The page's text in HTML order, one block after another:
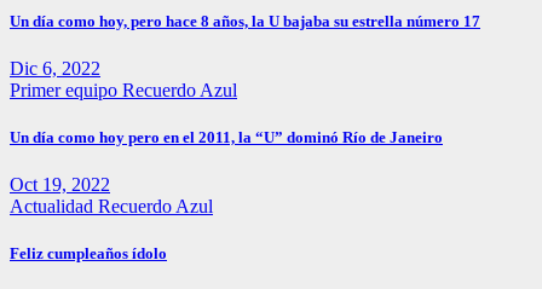
Un día como hoy, pero hace 8 años, la U bajaba su estrella número 17
Dic 6, 2022
Primer equipo Recuerdo Azul
Un día como hoy pero en el 2011, la “U” dominó Río de Janeiro
Oct 19, 2022
Actualidad Recuerdo Azul
Feliz cumpleaños ídolo